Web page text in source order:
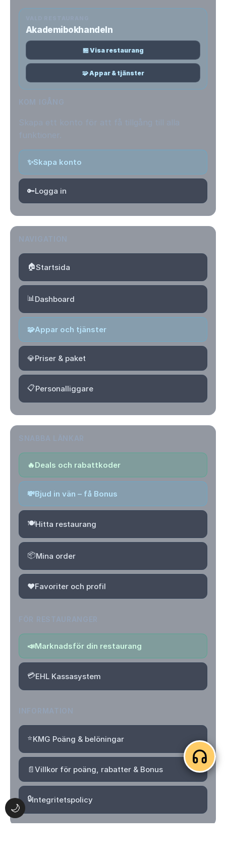
🌙
Akademibokhandeln
🏪 Visa restaurang
🧩 Appar & tjänster
✨Skapa konto
🔑Logga in
🏠Startsida
📊Dashboard
🧩Appar och tjänster
💎Priser & paket
📋Personalliggare
🔥Deals och rabattkoder
💸Bjud in vän – få Bonus
🍽️Hitta restaurang
📦Mina order
❤️Favoriter och profil
📣Marknadsför din restaurang
💳EHL Kassasystem
⭐KMG Poäng & belöningar
📄Villkor för poäng, rabatter & Bonus
🔒Integritetspolicy